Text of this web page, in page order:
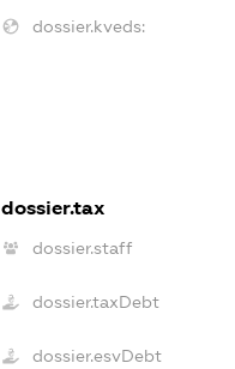
dossier.kveds:
dossier.tax
dossier.staff
dossier.taxDebt
dossier.esvDebt